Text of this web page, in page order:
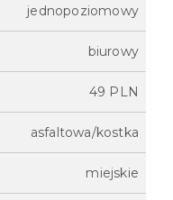
jednopoziomowy
biurowy
49 PLN
asfaltowa/kostka
miejskie